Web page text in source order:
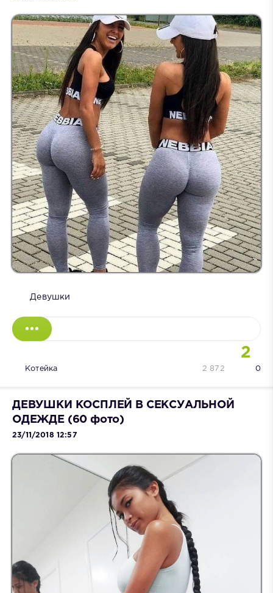
Девушки
2
Котейка 0
2 872
ДЕВУШКИ КОСПЛЕЙ В СЕКСУАЛЬНОЙ
ОДЕЖДЕ (60 фото)
23/11/2018 12:57